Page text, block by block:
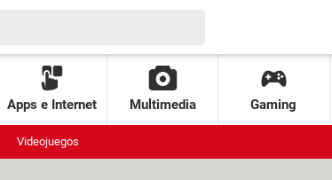
Apps e Internet Multimedia Gaming
Videojuegos